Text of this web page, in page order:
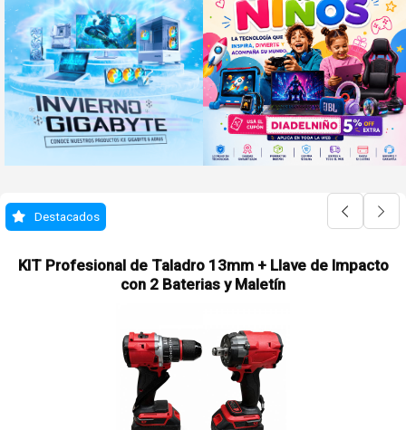
Destacados
KIT Profesional de Taladro 13mm + Llave de Impacto
con 2 Baterias y Maletín